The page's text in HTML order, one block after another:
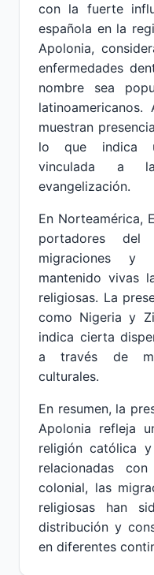
con la fuerte
española en la
Apolonia,
enfermedades
nombre sea
muestran
lo que indica
vinculada a
evangelización.
En Norteamérica,
portadores del
migraciones y
mantenido vivas
religiosas. La
como Nigeria y
indica cierta
a través de
culturales.
En resumen, la
Apolonia refleja
religión católica
relacionadas
colonial, las
religiosas han
distribución y
en diferentes